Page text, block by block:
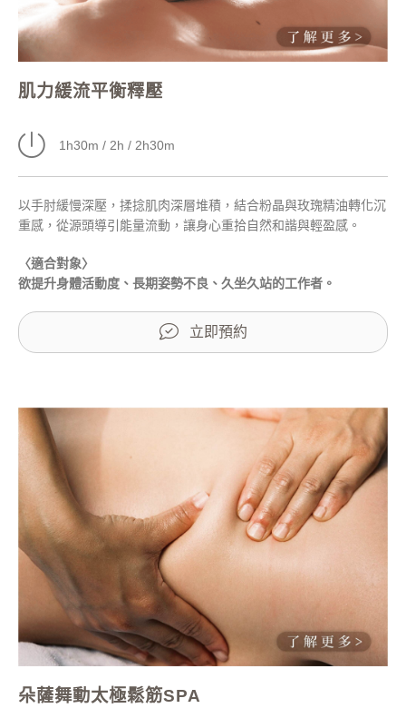
肌力緩流平衡釋壓
1h30m / 2h / 2h30m
以手肘緩慢深壓，揉捻肌肉深層堆積，結合粉晶與玫瑰精油轉化沉
重感，從源頭導引能量流動，讓身心重拾自然和諧與輕盈感。
〈適合對象〉
欲提升身體活動度、長期姿勢不良、久坐久站的工作者。
立即預約
朵薩舞動太極鬆筋SPA